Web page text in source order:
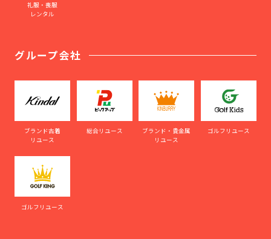
礼服・喪服
レンタル
グループ会社
ブランド古着
リユース
総合リユース
ブランド・貴金属
リユース
ゴルフリユース
ゴルフリユース